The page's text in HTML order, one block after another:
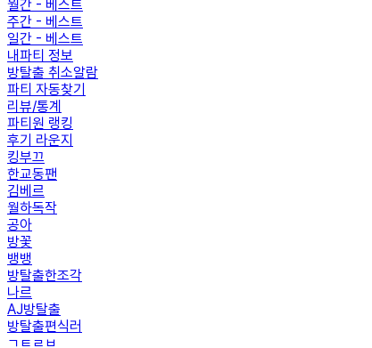
월간 - 베스트
주간 - 베스트
일간 - 베스트
내파티 정보
방탈출 취소알람
파티 자동찾기
리뷰/통계
파티원 랭킹
후기 라운지
킹부끄
한교동팬
김베르
월하독작
공아
방꽃
뱅뱅
방탈출한조각
나르
AJ방탈출
방탈출편식러
ㄱㅌㄹㅂ